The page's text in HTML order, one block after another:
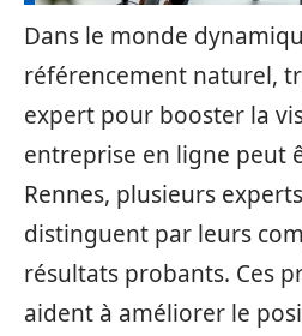
Dans le monde
référencement naturel,
expert pour booster la
entreprise en ligne peut
Rennes, plusieurs
distinguent par leurs
résultats probants. Ces
aident à améliorer le